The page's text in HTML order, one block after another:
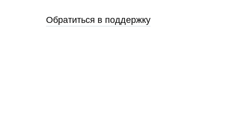
Обратиться в поддержку